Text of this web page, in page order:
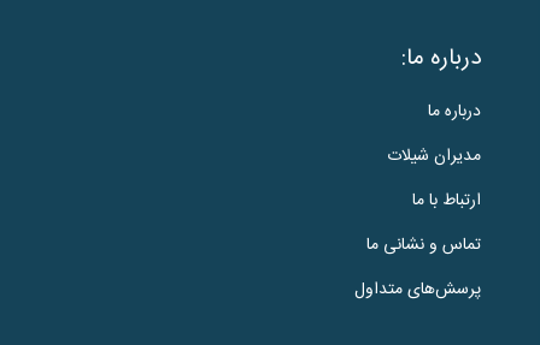
درباره ما:
درباره ما
مدیران شیلات
ارتباط با ما
تماس و نشانی ما
پرسش‌های متداول